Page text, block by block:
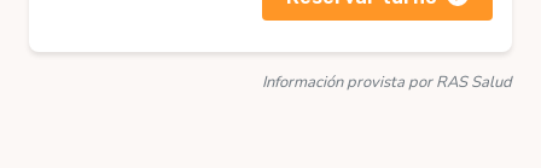
Información provista por RAS Salud